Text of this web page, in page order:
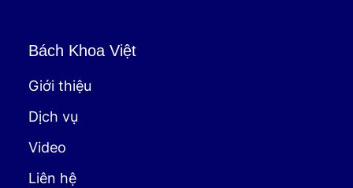
Bách Khoa Việt
Giới thiệu
Dịch vụ
Video
Liên hệ